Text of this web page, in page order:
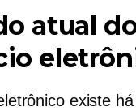
atual
existe